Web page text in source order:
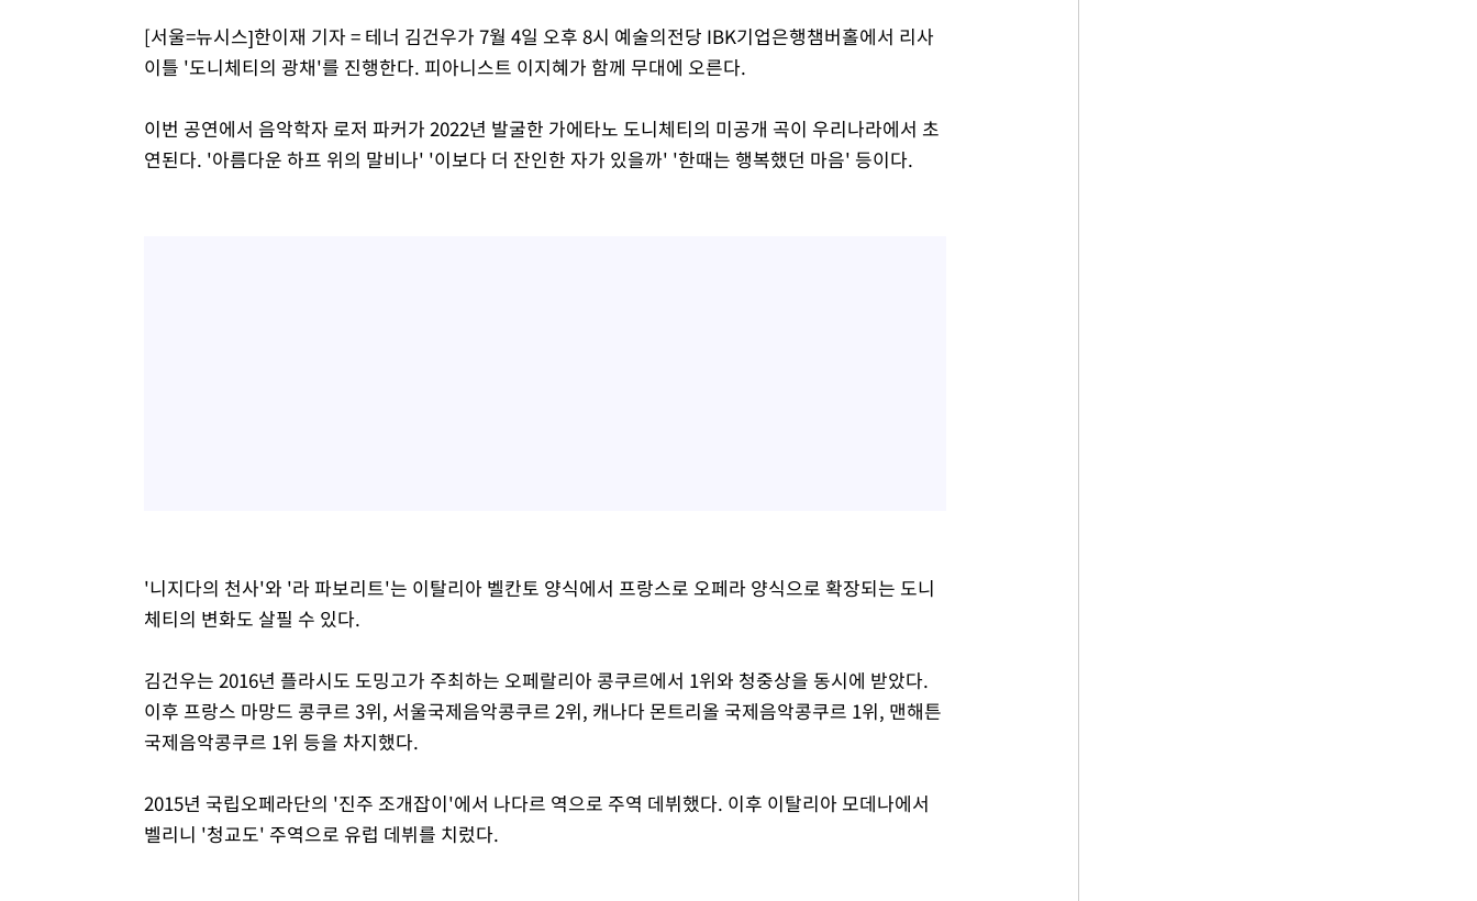
[서울=뉴시스]한이재 기자 = 테너 김건우가 7월 4일 오후 8시 예술의전당 IBK기업은행챔버홀에서 리사
이틀 '도니체티의 광채'를 진행한다. 피아니스트 이지혜가 함께 무대에 오른다.
이번 공연에서 음악학자 로저 파커가 2022년 발굴한 가에타노 도니체티의 미공개 곡이 우리나라에서 초
연된다. '아름다운 하프 위의 말비나' '이보다 더 잔인한 자가 있을까' '한때는 행복했던 마음' 등이다.
'니지다의 천사'와 '라 파보리트'는 이탈리아 벨칸토 양식에서 프랑스로 오페라 양식으로 확장되는 도니
체티의 변화도 살필 수 있다.
김건우는 2016년 플라시도 도밍고가 주최하는 오페랄리아 콩쿠르에서 1위와 청중상을 동시에 받았다.
이후 프랑스 마망드 콩쿠르 3위, 서울국제음악콩쿠르 2위, 캐나다 몬트리올 국제음악콩쿠르 1위, 맨해튼
국제음악콩쿠르 1위 등을 차지했다.
2015년 국립오페라단의 '진주 조개잡이'에서 나다르 역으로 주역 데뷔했다. 이후 이탈리아 모데나에서
벨리니 '청교도' 주역으로 유럽 데뷔를 치렀다.